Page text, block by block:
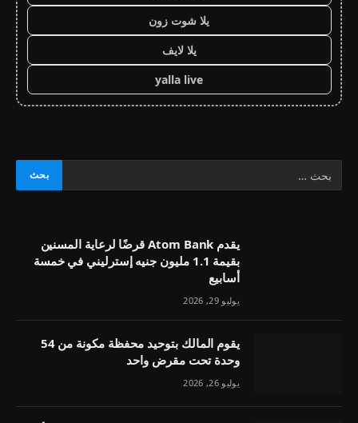
يلا شوت زون
يلا لايف
yalla live
يقدم Atom Bank قرضًا لرعاية المسنين
بقيمة 1.1 مليون جنيه إسترليني في خمسة
أسابيع
يوليو 29, 2026
يقوم المالك بتوحيد محفظة مكونة من 54
وحدة تحت مقرض واحد
يوليو 26, 2026